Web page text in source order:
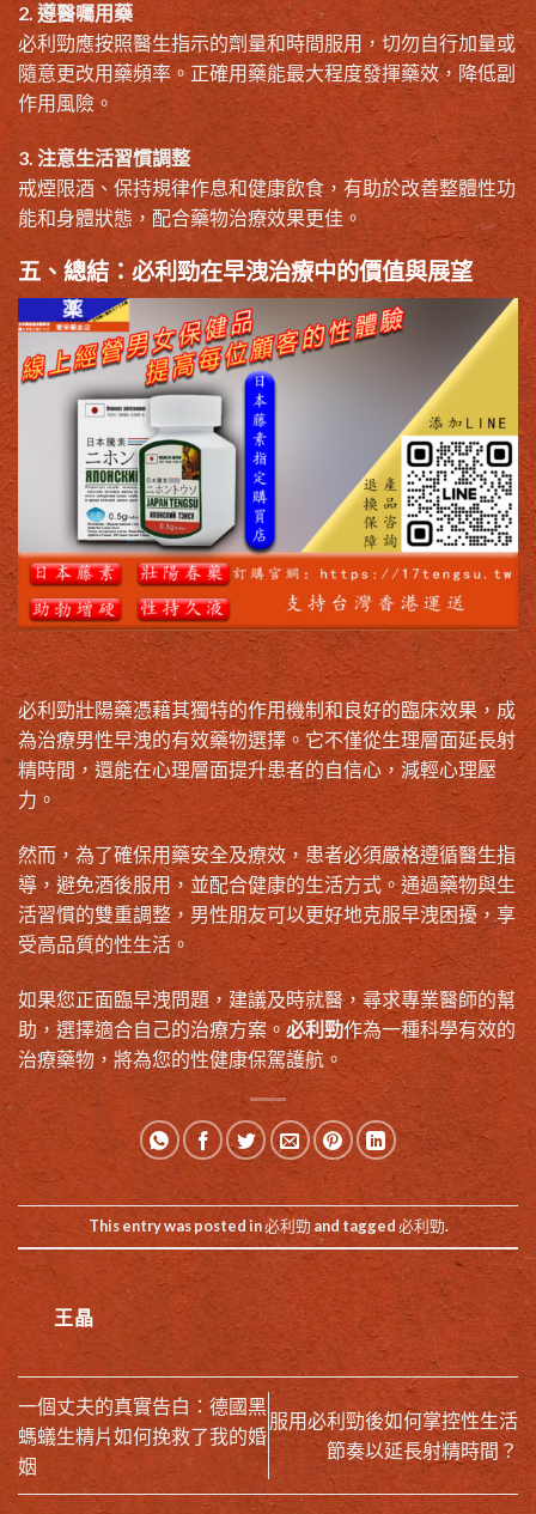
2. 遵醫囑用藥
必利勁應按照醫生指示的劑量和時間服用，切勿自行加量或
隨意更改用藥頻率。正確用藥能最大程度發揮藥效，降低副
作用風險。
3. 注意生活習慣調整
戒煙限酒、保持規律作息和健康飲食，有助於改善整體性功
能和身體狀態，配合藥物治療效果更佳。
五、總結：必利勁在早洩治療中的價值與展望
必利勁壯陽藥憑藉其獨特的作用機制和良好的臨床效果，成
為治療男性早洩的有效藥物選擇。它不僅從生理層面延長射
精時間，還能在心理層面提升患者的自信心，減輕心理壓
力。
然而，為了確保用藥安全及療效，患者必須嚴格遵循醫生指
導，避免酒後服用，並配合健康的生活方式。通過藥物與生
活習慣的雙重調整，男性朋友可以更好地克服早洩困擾，享
受高品質的性生活。
如果您正面臨早洩問題，建議及時就醫，尋求專業醫師的幫
助，選擇適合自己的治療方案。必利勁作為一種科學有效的
治療藥物，將為您的性健康保駕護航。
This entry was posted in必利勁 and tagged必利勁.
王晶
一個丈夫的真實告白：德國黑
螞蟻生精片如何挽救了我的婚
姻
服用必利勁後如何掌控性生活
節奏以延長射精時間？